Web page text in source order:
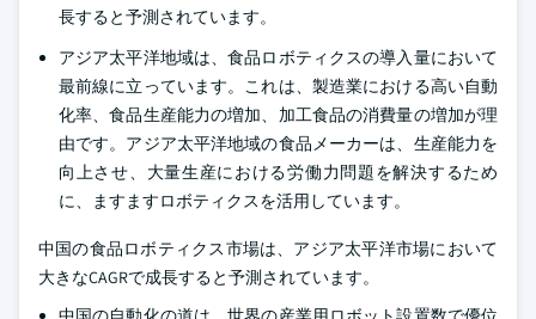
長すると予測されています。
アジア太平洋地域は、食品ロボティクスの導入量において
最前線に立っています。これは、製造業における高い自動
化率、食品生産能力の増加、加工食品の消費量の増加が理
由です。アジア太平洋地域の食品メーカーは、生産能力を
向上させ、大量生産における労働力問題を解決するため
に、ますますロボティクスを活用しています。
中国の食品ロボティクス市場は、アジア太平洋市場において
大きなCAGRで成長すると予測されています。